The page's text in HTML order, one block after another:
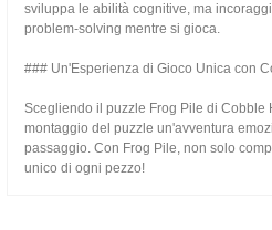
sviluppa le abilità cognitive, ma
problem-solving mentre si gioca.
### Un'Esperienza di Gioco Unica con
Scegliendo il puzzle Frog Pile di Cobble
montaggio del puzzle un'avventura
passaggio. Con Frog Pile, non solo
unico di ogni pezzo!